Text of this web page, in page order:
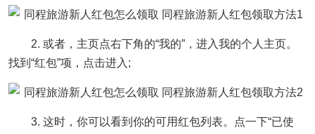
2. 或者，主页点右下角的“我的”，进入我的个人主页。
找到“红包”项，点击进入;
3. 这时，你可以看到你的可用红包列表。点一下“已使